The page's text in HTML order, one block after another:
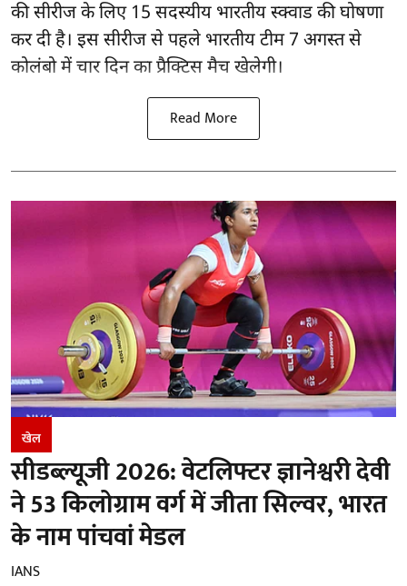
की सीरीज के लिए 15 सदस्यीय भारतीय स्क्वाड की घोषणा
कर दी है। इस सीरीज से पहले भारतीय टीम 7 अगस्त से
कोलंबो में चार दिन का प्रैक्टिस मैच खेलेगी।
Read More
खेल
सीडब्ल्यूजी 2026: वेटलिफ्टर ज्ञानेश्वरी देवी
ने 53 किलोग्राम वर्ग में जीता सिल्वर, भारत
के नाम पांचवां मेडल
IANS